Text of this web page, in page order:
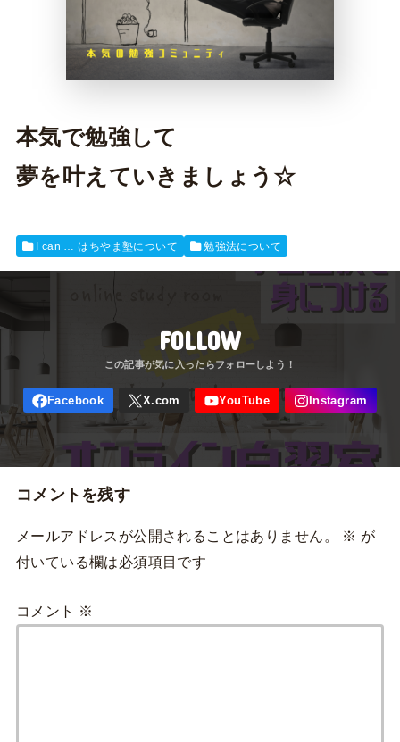
本気で勉強して
夢を叶えていきましょう☆
I can … はちやま塾について 勉強法について
FOLLOW
コメントを残す
メールアドレスが公開されることはありません。 ※ が
付いている欄は必須項目です
コメント ※